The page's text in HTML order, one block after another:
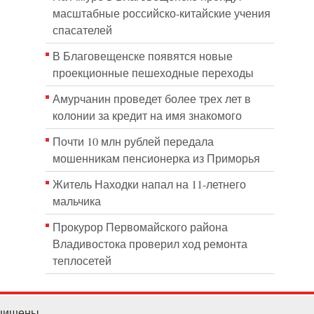
масштабные российско-китайские учения
спасателей
В Благовещенске появятся новые
проекционные пешеходные переходы
Амурчанин проведет более трех лет в
колонии за кредит на имя знакомого
Почти 10 млн рублей передала
мошенникам пенсионерка из Приморья
Житель Находки напал на 11-летнего
мальчика
Прокурор Первомайского района
Владивостока проверил ход ремонта
теплосетей